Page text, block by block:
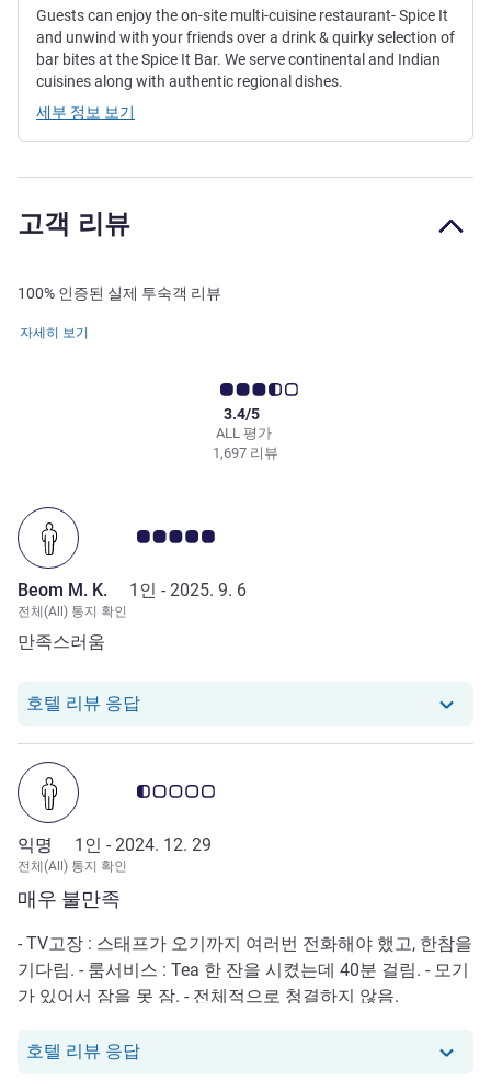
Guests can enjoy the on-site multi-cuisine restaurant- Spice It
and unwind with your friends over a drink & quirky selection of
bar bites at the Spice It Bar. We serve continental and Indian
cuisines along with authentic regional dishes.
세부 정보 보기
고객 리뷰
100% 인증된 실제 투숙객 리뷰
자세히 보기
ALL 평가
3.4/5
1,697 리뷰
고객 평점 5.0/5
Beom M. K. 1인 - 2025. 9. 6
전체(All) 통지 확인
만족스러움
호텔 리뷰 응답당 호텔에서는 Beom M. K.로부터의 리뷰에
매우 불만족
고객 평점 0.5/5
익명 1인 - 2024. 12. 29
전체(All) 통지 확인
- TV고장 : 스태프가 오기까지 여러번 전화해야 했고, 한참을
기다림. - 룸서비스 : Tea 한 잔을 시켰는데 40분 걸림. - 모기
가 있어서 잠을 못 잠. - 전체적으로 청결하지 않음.
호텔 리뷰 응답당 호텔에서는 null로부터의 리뷰에 응답했습